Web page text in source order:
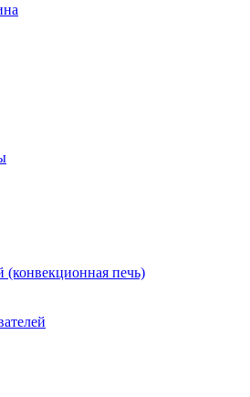
(конвекционная печь)